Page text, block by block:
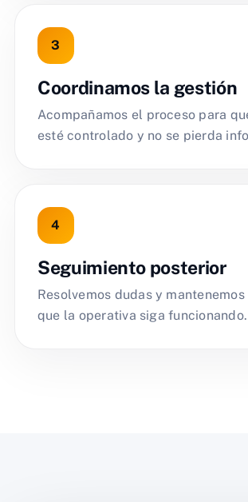
Coordinamos la gestión
Acompañamos el proceso para
esté controlado y no se pierda
Seguimiento posterior
Resolvemos dudas y
que la operativa siga funcionando.